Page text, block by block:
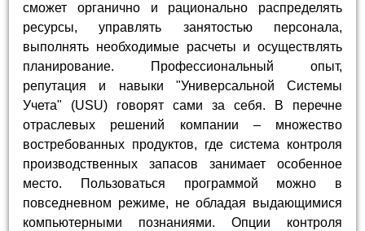
сможет органично и рационально распределять
ресурсы, управлять занятостью персонала,
выполнять необходимые расчеты и осуществлять
планирование. Профессиональный опыт,
репутация и навыки "Универсальной Системы
Учета" (USU) говорят сами за себя. В перечне
отраслевых решений компании – множество
востребованных продуктов, где система контроля
производственных запасов занимает особенное
место. Пользоваться программой можно в
повседневном режиме, не обладая выдающимися
компьютерными познаниями. Опции контроля